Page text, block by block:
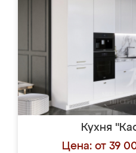
Кухня
Цена: от 39